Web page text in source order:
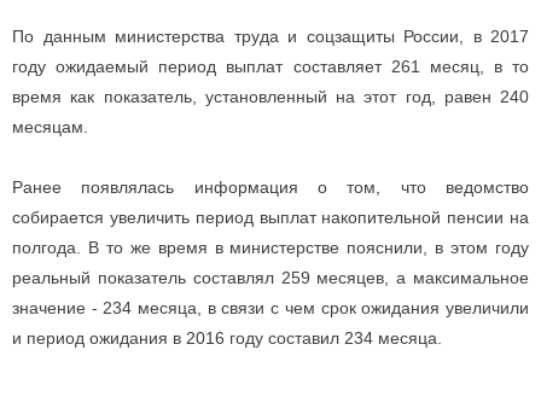
По данным министерства труда и соцзащиты России, в 2017
году ожидаемый период выплат составляет 261 месяц, в то
время как показатель, установленный на этот год, равен 240
месяцам.
Ранее появлялась информация о том, что ведомство
собирается увеличить период выплат накопительной пенсии на
полгода. В то же время в министерстве пояснили, в этом году
реальный показатель составлял 259 месяцев, а максимальное
значение - 234 месяца, в связи с чем срок ожидания увеличили
и период ожидания в 2016 году составил 234 месяца.